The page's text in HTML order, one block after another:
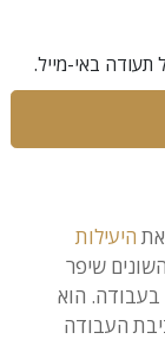
תעודה באי-מייל.
היעילות
שיפר
הוא
העבודה